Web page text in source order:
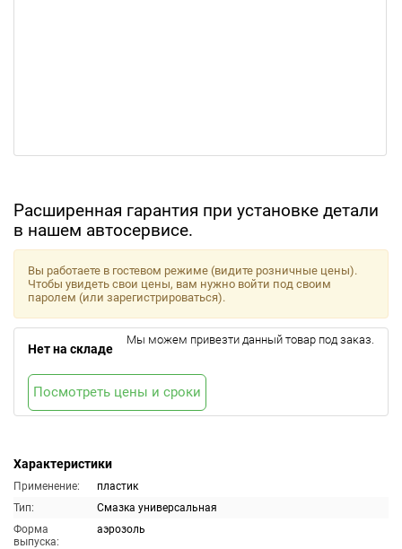
Расширенная гарантия при установке детали
в нашем автосервисе.
Характеристики
Применение:
пластик
Тип:
Смазка универсальная
Форма
выпуска:
аэрозоль
Вы работаете в гостевом режиме (видите розничные цены).
Чтобы увидеть свои цены, вам нужно войти под своим
паролем (или зарегистрироваться).
Нет на складе
Мы можем привезти данный товар под заказ.
Посмотреть цены и сроки